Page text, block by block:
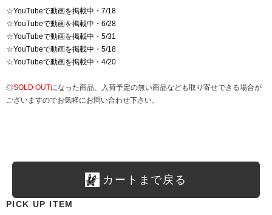
☆YouTubeで動画を掲載中・7/18
☆YouTubeで動画を掲載中・6/28
☆YouTubeで動画を掲載中・5/31
☆YouTubeで動画を掲載中・5/18
☆YouTubeで動画を掲載中・4/20
◎SOLD OUTになった商品、入荷予定の無い商品なども取り寄せできる場合が
ございますのでお気軽にお問い合わせ下さい。
カートまで戻る
PICK UP ITEM